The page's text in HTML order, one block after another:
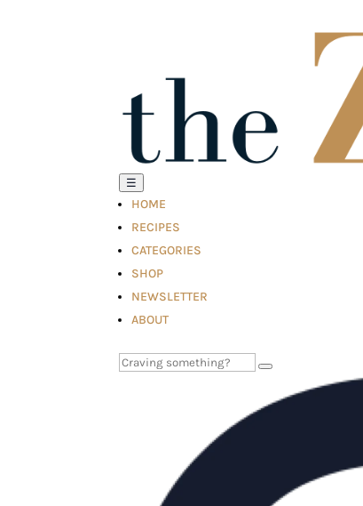
☰
HOME
RECIPES
CATEGORIES
SHOP
NEWSLETTER
ABOUT